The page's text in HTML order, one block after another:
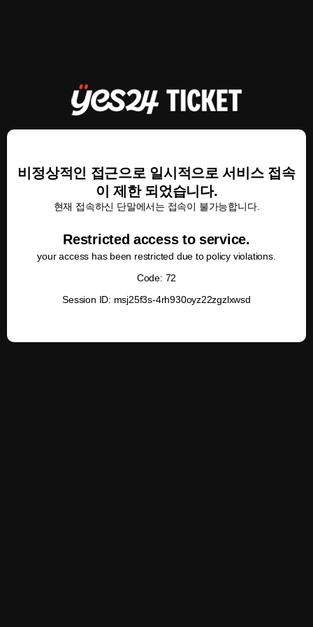
비정상적인 접근으로 일시적으로 서비스 접속
이 제한 되었습니다.
현재 접속하신 단말에서는 접속이 불가능합니다.
Restricted access to service.
your access has been restricted due to policy violations.
Code: 72
Session ID: msj25f3s-4rh930oyz22zgzlxwsd